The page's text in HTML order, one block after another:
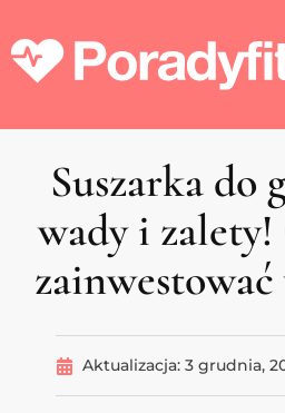
Suszarka do
wady i
zainwestować
Aktualizacja: 3 grudnia,